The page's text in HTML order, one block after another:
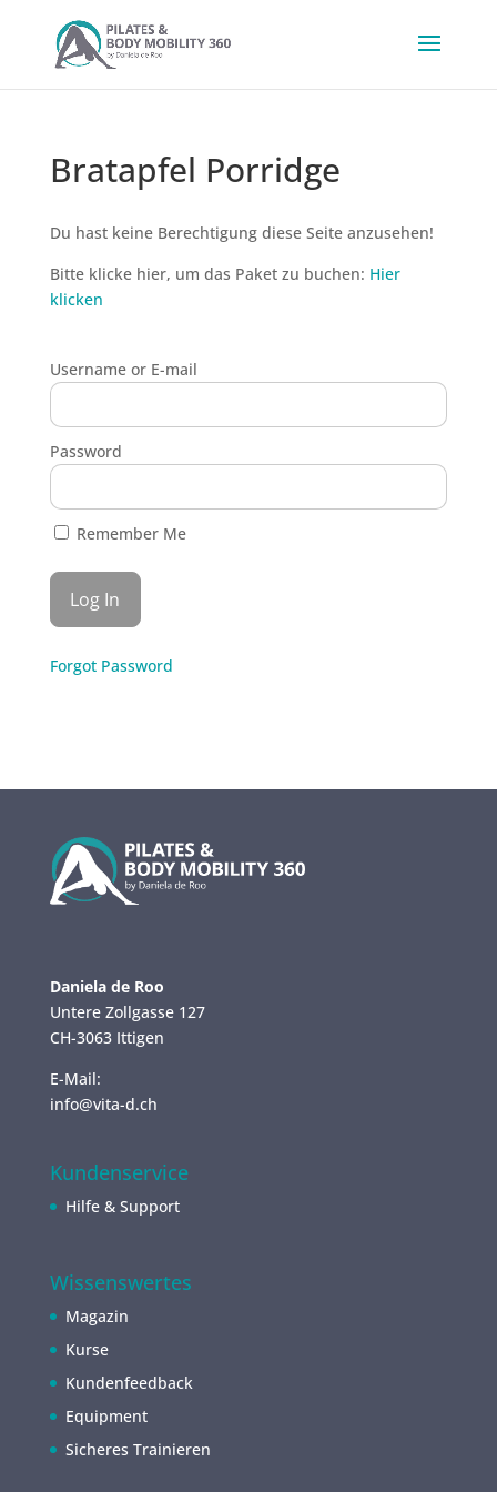
Bratapfel Porridge
Du hast keine Berechtigung diese Seite anzusehen!
Bitte klicke hier, um das Paket zu buchen: Hier
klicken
Username or E-mail
Password
Remember Me
Forgot Password
Daniela de Roo
Untere Zollgasse 127
CH-3063 Ittigen
E-Mail:
info@vita-d.ch
Kundenservice
Hilfe & Support
Wissenswertes
Magazin
Kurse
Kundenfeedback
Equipment
Sicheres Trainieren